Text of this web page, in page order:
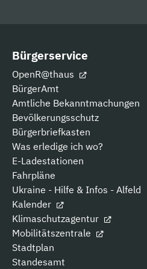
Bürgerservice
OpenR@thaus
BürgerAmt
Amtliche Bekanntmachungen
Bevölkerungsschutz
Bürgerbriefkasten
Was erledige ich wo?
E-Ladestationen
Fahrpläne
Ukraine - Hilfe & Infos - Alfeld
Kalender
Klimaschutzagentur
Mobilitätszentrale
Stadtplan
Standesamt